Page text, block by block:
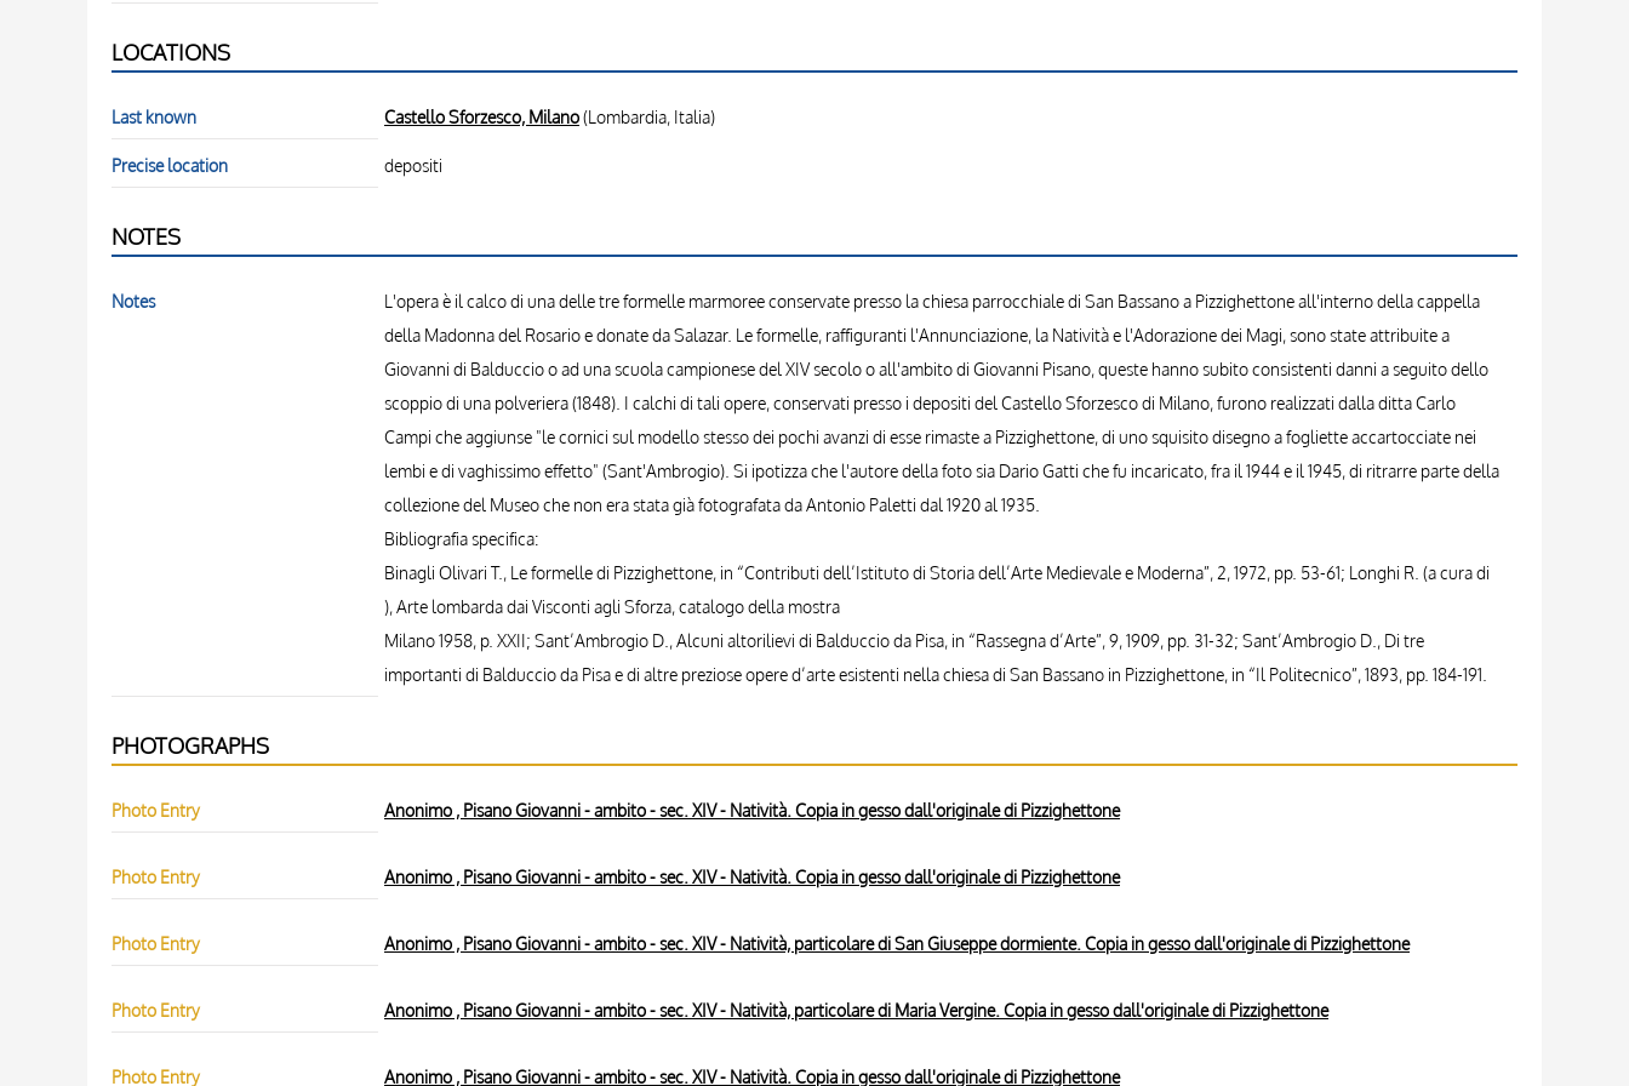
LOCATIONS
Last known Castello Sforzesco, Milano(Lombardia, Italia)
Precise location depositi
NOTES
Notes
L'opera è il calco di una delle tre formelle marmoree conservate presso la chiesa parrocchiale di San Bassano a Pizzighettone all'interno della cappella
della Madonna del Rosario e donate da Salazar. Le formelle, raffiguranti l'Annunciazione, la Natività e l'Adorazione dei Magi, sono state attribuite a
Giovanni di Balduccio o ad una scuola campionese del XIV secolo o all'ambito di Giovanni Pisano, queste hanno subito consistenti danni a seguito dello
scoppio di una polveriera (1848). I calchi di tali opere, conservati presso i depositi del Castello Sforzesco di Milano, furono realizzati dalla ditta Carlo
Campi che aggiunse "le cornici sul modello stesso dei pochi avanzi di esse rimaste a Pizzighettone, di uno squisito disegno a fogliette accartocciate nei
lembi e di vaghissimo effetto" (Sant'Ambrogio). Si ipotizza che l'autore della foto sia Dario Gatti che fu incaricato, fra il 1944 e il 1945, di ritrarre parte della
collezione del Museo che non era stata già fotografata da Antonio Paletti dal 1920 al 1935.
Bibliografia specifica:
Binagli Olivari T., Le formelle di Pizzighettone, in “Contributi dell’Istituto di Storia dell’Arte Medievale e Moderna”, 2, 1972, pp. 53-61; Longhi R. (a cura di
), Arte lombarda dai Visconti agli Sforza, catalogo della mostra
Milano 1958, p. XXII; Sant’Ambrogio D., Alcuni altorilievi di Balduccio da Pisa, in “Rassegna d’Arte”, 9, 1909, pp. 31-32; Sant’Ambrogio D., Di tre
importanti di Balduccio da Pisa e di altre preziose opere d’arte esistenti nella chiesa di San Bassano in Pizzighettone, in “Il Politecnico”, 1893, pp. 184-191.
PHOTOGRAPHS
Photo Entry Anonimo , Pisano Giovanni - ambito - sec. XIV - Natività. Copia in gesso dall'originale di Pizzighettone
Photo Entry Anonimo , Pisano Giovanni - ambito - sec. XIV - Natività. Copia in gesso dall'originale di Pizzighettone
Photo Entry Anonimo , Pisano Giovanni - ambito - sec. XIV - Natività, particolare di San Giuseppe dormiente. Copia in gesso dall'originale di Pizzighettone
Photo Entry Anonimo , Pisano Giovanni - ambito - sec. XIV - Natività, particolare di Maria Vergine. Copia in gesso dall'originale di Pizzighettone
Photo Entry Anonimo , Pisano Giovanni - ambito - sec. XIV - Natività. Copia in gesso dall'originale di Pizzighettone